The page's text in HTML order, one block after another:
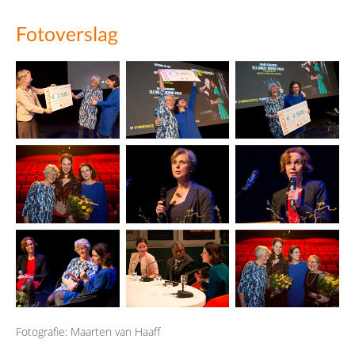
Fotoverslag
Fotografie: Maarten van Haaff